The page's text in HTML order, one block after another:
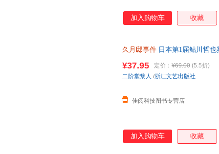
加入购物车 收藏
久月邸事件 日本第1届鲇川哲
¥37.95 定价： ¥69.00 (5.5折)
佳阅科技图书专营店
二阶堂黎人 /浙江文艺出版社
加入购物车 收藏